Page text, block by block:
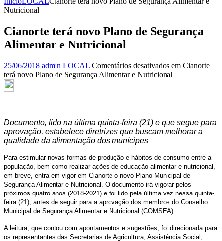
Nutricional
Cianorte terá novo Plano de Segurança
Alimentar e Nutricional
25/06/2018 admin LOCAL Comentários desativados em Cianorte
terá novo Plano de Segurança Alimentar e Nutricional
Documento, lido na última quinta-feira (21) e que segue para
aprovação, estabelece diretrizes que buscam melhorar a
qualidade da alimentação dos munícipes
Para estimular novas formas de produção e hábitos de consumo entre a
população, bem como realizar ações de educação alimentar e nutricional,
em breve, entra em vigor em Cianorte o novo Plano Municipal de
Segurança Alimentar e Nutricional. O documento irá vigorar pelos
próximos quatro anos (2018-2021) e foi lido pela última vez nessa quinta-
feira (21), antes de seguir para a aprovação dos membros do Conselho
Municipal de Segurança Alimentar e Nutricional (COMSEA).
A leitura, que contou com apontamentos e sugestões, foi direcionada para
os representantes das Secretarias de Agricultura, Assistência Social,